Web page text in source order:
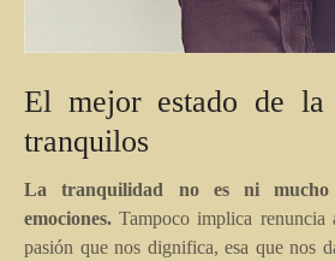
El mejor estado de la
tranquilos
La tranquilidad no es ni mucho
emociones. Tampoco implica renuncia
pasión que nos dignifica, esa que nos